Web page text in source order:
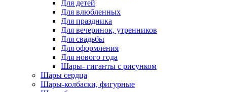
Для детей
Для влюбленных
Для праздника
Для вечеринок, утренников
Для свадьбы
Для оформления
Для нового года
Шары- гиганты с рисунком
Шары сердца
Шары-колбаски, фигурные